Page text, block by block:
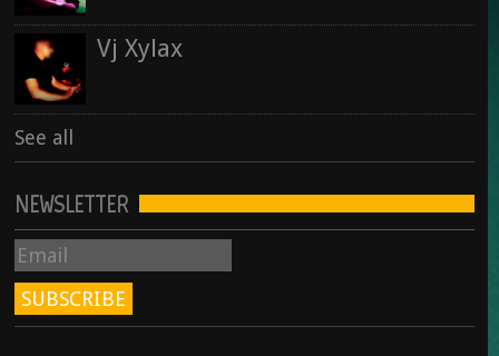
Vj Xylax
See all
NEWSLETTER